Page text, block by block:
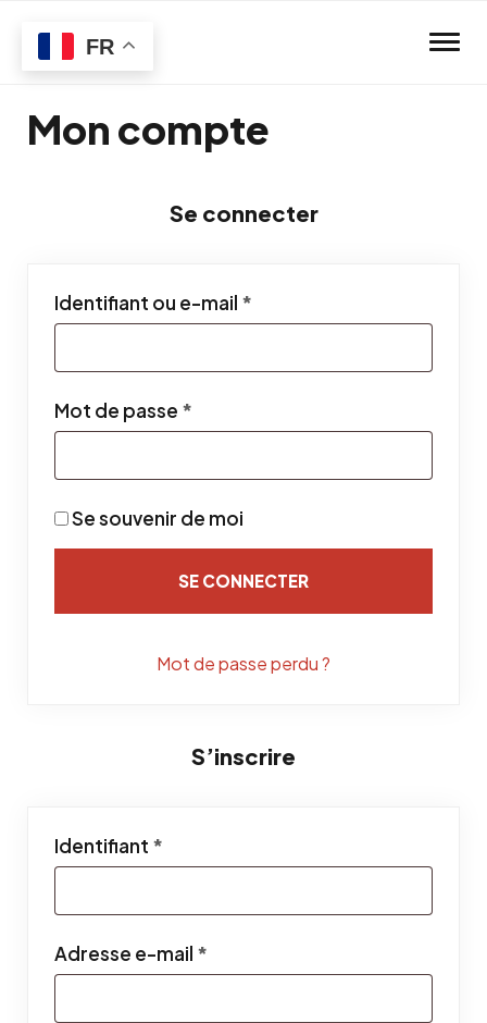
Mon compte
Se connecter
Identifiant ou e-mail *
Mot de passe *
Se souvenir de moi
SE CONNECTER
Mot de passe perdu ?
S’inscrire
Identifiant *
Adresse e-mail *
FR